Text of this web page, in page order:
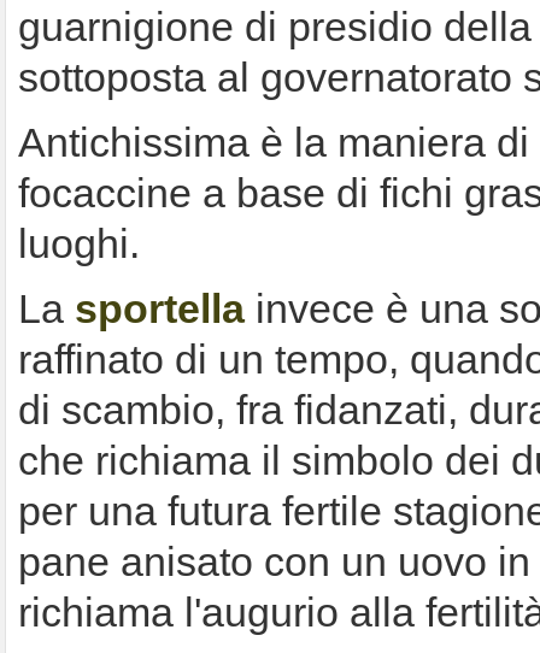
guarnigione di presidio
sottoposta al governatorato
Antichissima è la maniera
focaccine a base di fichi
luoghi.
La sportellainvece è una
raffinato di un tempo,
di scambio, fra fidanzati,
che richiama il simbolo dei
per una futura fertile
pane anisato con un uovo
richiama l'augurio alla